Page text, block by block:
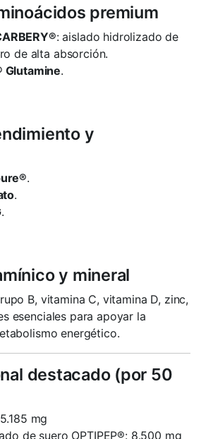
premium
: aislado hidrolizado de
de alta absorción.
Glutamine.
y
.
.
.
y mineral
B, vitamina C, vitamina D, zinc,
esenciales para apoyar la
energético.
destacado (por 50
mg
de suero OPTIPEP®: 8.500 mg